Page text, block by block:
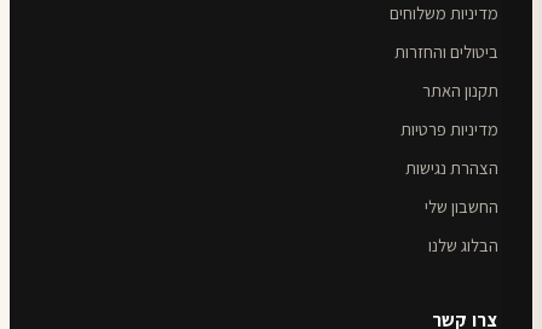
מדיניות משלוחים
ביטולים והחזרות
תקנון האתר
מדיניות פרטיות
הצהרת נגישות
החשבון שלי
הבלוג שלנו
צרו קשר